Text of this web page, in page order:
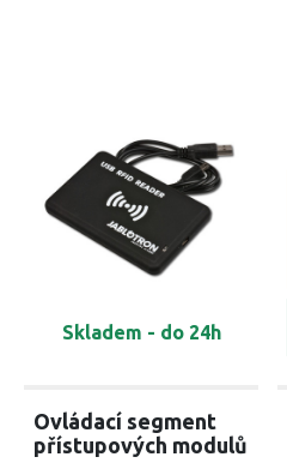
Skladem - do 24h
Ovládací segment
přístupových modulů